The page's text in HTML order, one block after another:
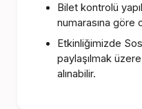
Bilet kontrolü
numarasına göre
Etkinliğimizde
paylaşılmak
alınabilir.